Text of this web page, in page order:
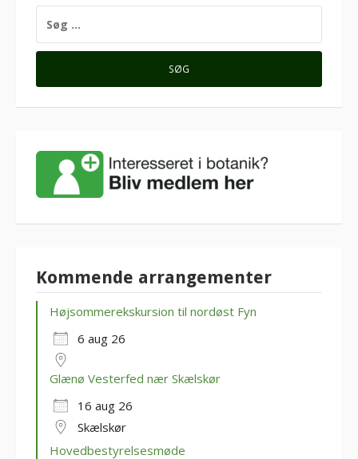
EFTER:
Kommende arrangementer
Højsommerekskursion til nordøst Fyn
6 aug 26
Glænø Vesterfed nær Skælskør
16 aug 26
Skælskør
Hovedbestyrelsesmøde